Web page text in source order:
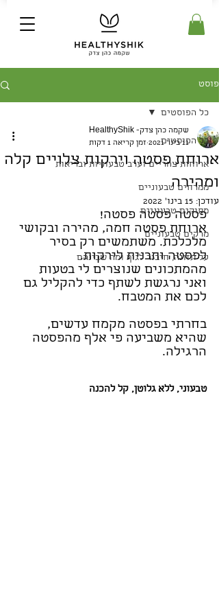
פוסט
כל הפוסטים
ארוחות צהריים וערב טבעוניות ובריאות
ממרחים טבעוניים
מתוקים טבעוניים
מרקים טבעוניים
על תזונה, חיבור לגוף ומה שבינהם
כל הפוסטים
ארוחת פסטה וירקות צלויים קלה
ומהירה
שקמה כהן צדק- HealthyShik
11 בינו׳ 2021
זמן קריאה 1 דקות
עודכן: 15 בינו׳ 2022
פסטה פסטה פסטה!
ארוחת פסטה חמה, מהירה ובקושי
מלכלכת. משתמשים רק בסיר
לפסטה ותבנית לירקות.
מהמתכונים שנוצרים לי בטעות
ואני נרגשת לשתף כדי להקליל גם
לכם את המטבח.
בחרתי בפסטה מקמח עדשים,
שהיא משביעה פי אלף מהפסטה
הרגילה.
טבעוני, ללא גלוטן, קל להכנה